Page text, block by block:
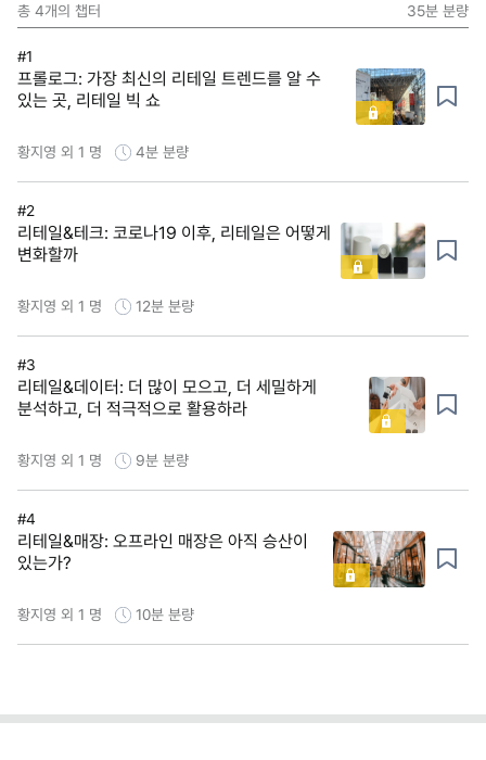
총 4개의 챕터 35분 분량
#1
프롤로그: 가장 최신의 리테일 트렌드를 알 수
있는 곳, 리테일 빅 쇼
황지영 외 1 명 4분 분량
#2
리테일&테크: 코로나19 이후, 리테일은 어떻게
변화할까
황지영 외 1 명 12분 분량
#3
리테일&데이터: 더 많이 모으고, 더 세밀하게
분석하고, 더 적극적으로 활용하라
황지영 외 1 명 9분 분량
#4
리테일&매장: 오프라인 매장은 아직 승산이
있는가?
황지영 외 1 명 10분 분량